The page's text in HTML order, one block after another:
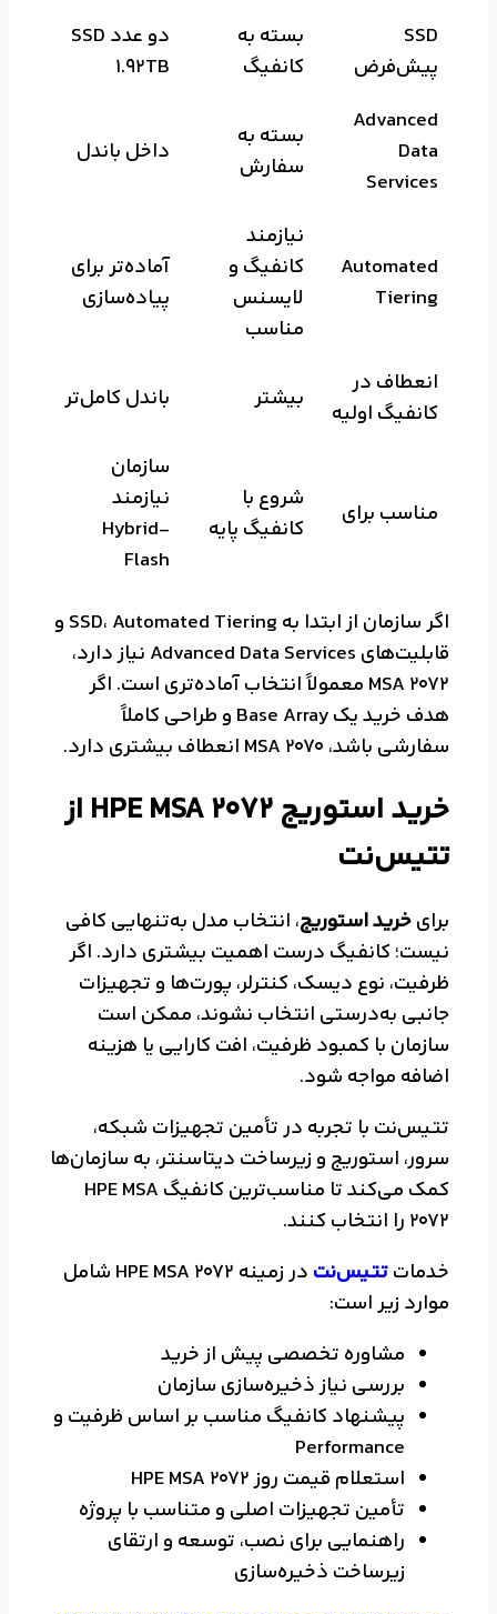
SSD
پیش‌فرض
بسته به
کانفیگ
دو عدد SSD
1.92TB
Advanced
Data
Services
بسته به
سفارش
داخل باندل
Automated
Tiering
نیازمند
کانفیگ و
لایسنس
مناسب
آماده‌تر برای
پیاده‌سازی
انعطاف در
کانفیگ اولیه
بیشتر باندل کامل‌تر
مناسب برای
شروع با
کانفیگ پایه
سازمان
نیازمند
Hybrid-
Flash
اگر سازمان از ابتدا به SSD، Automated Tiering و
قابلیت‌های Advanced Data Services نیاز دارد،
MSA 2072 معمولاً انتخاب آماده‌تری است. اگر
هدف خرید یک Base Array و طراحی کاملاً
سفارشی باشد، MSA 2070 انعطاف بیشتری دارد.
خرید استوریج HPE MSA 2072 از
تتیس‌نت
برایخرید استوریج، انتخاب مدل به‌تنهایی کافی
نیست؛ کانفیگ درست اهمیت بیشتری دارد. اگر
ظرفیت، نوع دیسک، کنترلر، پورت‌ها و تجهیزات
جانبی به‌درستی انتخاب نشوند، ممکن است
سازمان با کمبود ظرفیت، افت کارایی یا هزینه
اضافه مواجه شود.
تتیس‌نت با تجربه در تأمین تجهیزات شبکه،
سرور، استوریج و زیرساخت دیتاسنتر، به سازمان‌ها
کمک می‌کند تا مناسب‌ترین کانفیگ HPE MSA
2072 را انتخاب کنند.
خدماتتتیس‌نت
در زمینه HPE MSA 2072 شامل
موارد زیر است:
مشاوره تخصصی پیش از خرید
بررسی نیاز ذخیره‌سازی سازمان
پیشنهاد کانفیگ مناسب بر اساس ظرفیت و
Performance
استعلام قیمت روز HPE MSA 2072
تأمین تجهیزات اصلی و متناسب با پروژه
راهنمایی برای نصب، توسعه و ارتقای
زیرساخت ذخیره‌سازی